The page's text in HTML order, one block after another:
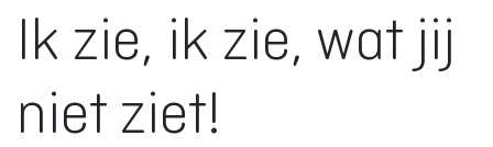
Ik zie, ik zie, wat jij
niet ziet!